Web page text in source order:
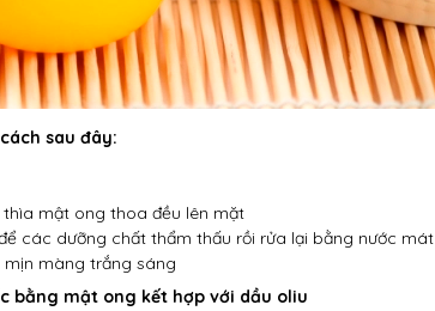
sau đây:
mật ong thoa đều lên mặt
các dưỡng chất thẩm thấu rồi rửa lại bằng nước mát
màng trắng sáng
bằng mật ong kết hợp với dầu oliu